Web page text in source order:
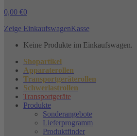
0,00 €0
Zeige EinkaufswagenKasse
Keine Produkte im Einkaufswagen.
Shopartikel
Apparaterollen
Transportgeräterollen
Schwerlastrollen
Transportgeräte
Produkte
Sonderangebote
Lieferprogramm
Produktfinder